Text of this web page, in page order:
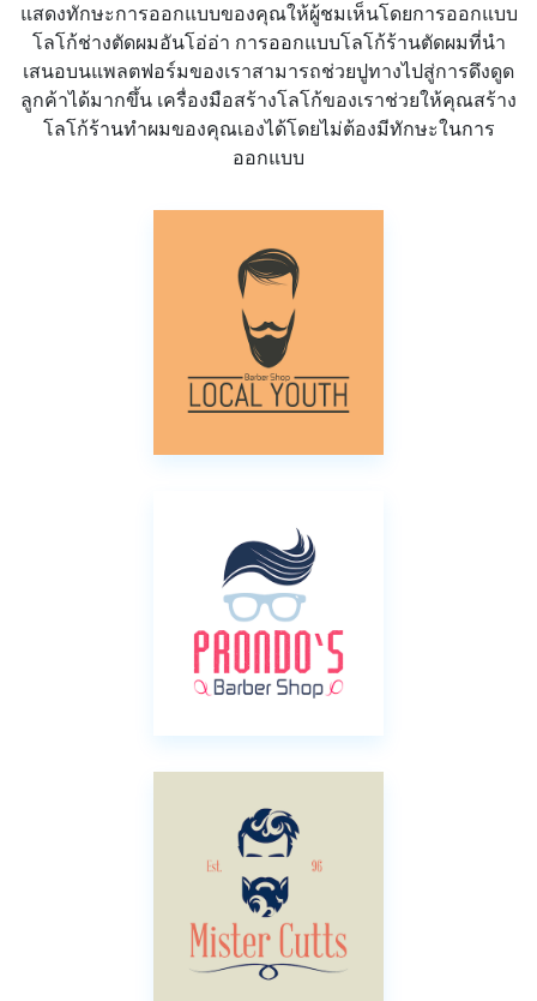
แสดงทักษะการออกแบบของคุณให้ผู้ชมเห็นโดยการออกแบบ
โลโก้ช่างตัดผมอันโอ่อ่า การออกแบบโลโก้ร้านตัดผมที่นำ
เสนอบนแพลตฟอร์มของเราสามารถช่วยปูทางไปสู่การดึงดูด
ลูกค้าได้มากขึ้น เครื่องมือสร้างโลโก้ของเราช่วยให้คุณสร้าง
โลโก้ร้านทำผมของคุณเองได้โดยไม่ต้องมีทักษะในการ
ออกแบบ